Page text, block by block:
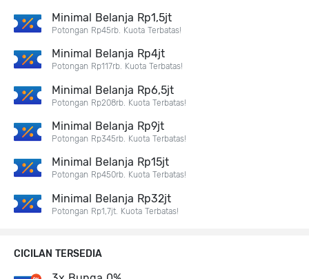
Minimal Belanja Rp1,5jt
Potongan Rp45rb. Kuota Terbatas!
Minimal Belanja Rp4jt
Potongan Rp117rb. Kuota Terbatas!
Minimal Belanja Rp6,5jt
Potongan Rp208rb. Kuota Terbatas!
Minimal Belanja Rp9jt
Potongan Rp345rb. Kuota Terbatas!
Minimal Belanja Rp15jt
Potongan Rp450rb. Kuota Terbatas!
Minimal Belanja Rp32jt
Potongan Rp1,7jt. Kuota Terbatas!
CICILAN TERSEDIA